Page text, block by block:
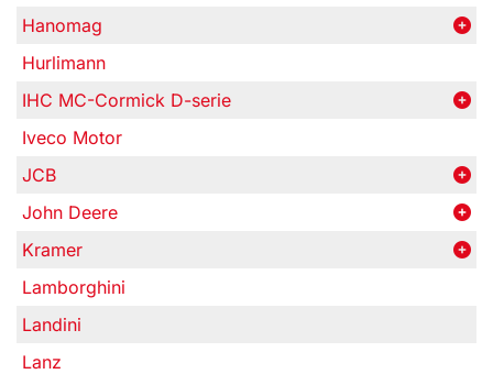
Hanomag
Hurlimann
IHC MC-Cormick D-serie
Iveco Motor
JCB
John Deere
Kramer
Lamborghini
Landini
Lanz